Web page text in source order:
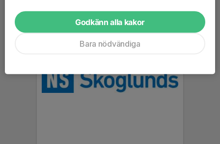
Godkänn alla kakor
Bara nödvändiga